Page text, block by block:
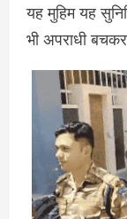
यह मुहिम यह
भी अपराधी